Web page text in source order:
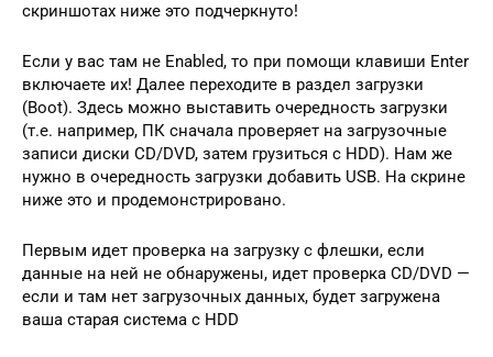
скриншотах ниже это подчеркнуто!
Если у вас там не Enabled, то при помощи клавиши Enter
включаете их! Далее переходите в раздел загрузки
(Boot). Здесь можно выставить очередность загрузки
(т.е. например, ПК сначала проверяет на загрузочные
записи диски CD/DVD, затем грузиться с HDD). Нам же
нужно в очередность загрузки добавить USB. На скрине
ниже это и продемонстрировано.
Первым идет проверка на загрузку с флешки, если
данные на ней не обнаружены, идет проверка CD/DVD —
если и там нет загрузочных данных, будет загружена
ваша старая система с HDD